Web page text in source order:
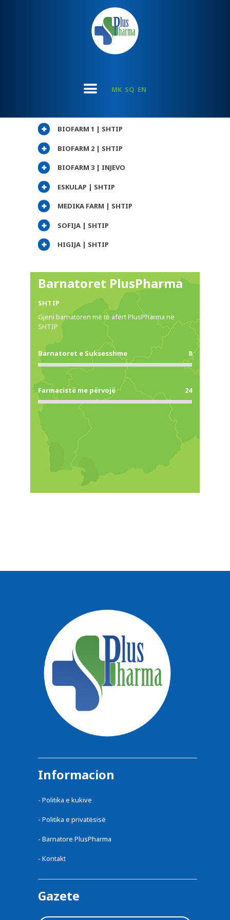
MK SQ EN
PLUSPHARMA
BARNATORE
REKOMANDIME
KËSHILLA
KARRIERA
BIOFARM 1 | SHTIP
BIOFARM 2 | SHTIP
BIOFARM 3 | INJEVO
ESKULAP | SHTIP
MEDIKA FARM | SHTIP
SOFIJA | SHTIP
HIGIJA | SHTIP
Barnatoret PlusPharma
SHTIP
Gjeni barnatoren më të afërt PlusPharma në
SHTIP
Barnatoret e Suksesshme 8
Farmacistë me përvojë 24
Informacion
- Politika e kukive
- Politika e privatësisë
- Barnatore PlusPharma
- Kontakt
Gazete